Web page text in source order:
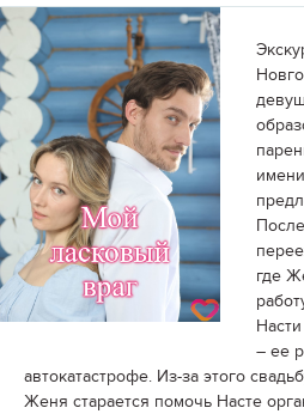
где
– ее
автокатастрофе. Из-за этого
Женя старается помочь Насте